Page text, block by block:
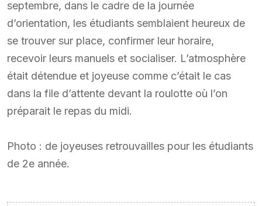
septembre, dans le cadre de la journée
d’orientation, les étudiants semblaient heureux de
se trouver sur place, confirmer leur horaire,
recevoir leurs manuels et socialiser. L’atmosphère
était détendue et joyeuse comme c’était le cas
dans la file d’attente devant la roulotte où l’on
préparait le repas du midi.
Photo : de joyeuses retrouvailles pour les étudiants
de 2e année.